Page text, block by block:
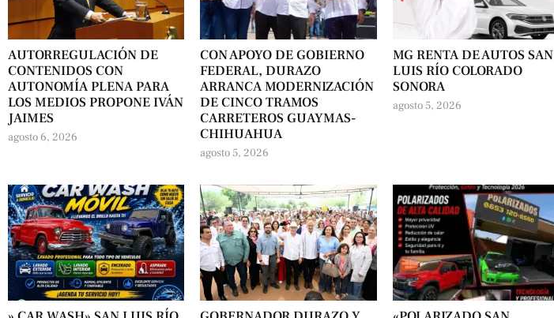
AUTORREGULACIÓN DE
CONTENIDOS CON
AUTONOMÍA PLENA PARA
LOS MEDIOS PROPONE IVÁN
JAIMES
agosto 6, 2026
CON APOYO DE GOBIERNO
FEDERAL, DURAZO
ARRANCA MODERNIZACIÓN
DE CINCO TRAMOS
CARRETEROS GUAYMAS-
CHIHUAHUA
agosto 5, 2026
MG RENTA DE AUTOS SAN
LUIS RÍO COLORADO
SONORA
agosto 5, 2026